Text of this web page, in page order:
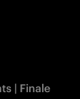
| Finale